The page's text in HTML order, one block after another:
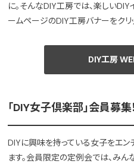
に。そんなDIY工房では、楽しい
ームページのDIY工房バナーをクリ
DIY工房
「DIY女子倶楽部」会員募集！
DIYに興味を持っている女子をエン
ます。会員限定の定例会では、みん